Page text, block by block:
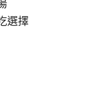
選擇